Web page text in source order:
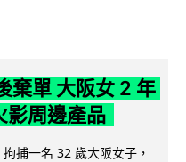
棄單 大阪女 2 年
影周邊產品
捕一名 32 歲大阪女子，